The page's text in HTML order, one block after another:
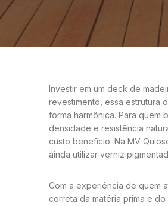
Investir em um deck de
revestimento, essa estrutura
forma harmônica. Para quem
densidade e resistência
custo benefício. Na MV
ainda utilizar verniz
Com a experiência de quem
correta da matéria prima e